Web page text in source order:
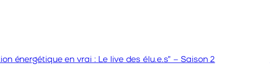
énergétique en vrai : Le live des élu.e.s” – Saison 2